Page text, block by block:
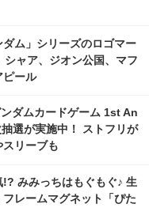
ム」シリーズのロゴマー
ャア、ジオン公国、マフ
ピール
ダムカードゲーム 1st An
選が実施中！ ストフリが
リーブも
!? みみっちはもぐもぐ♪ 生
レームマグネット「ぴた